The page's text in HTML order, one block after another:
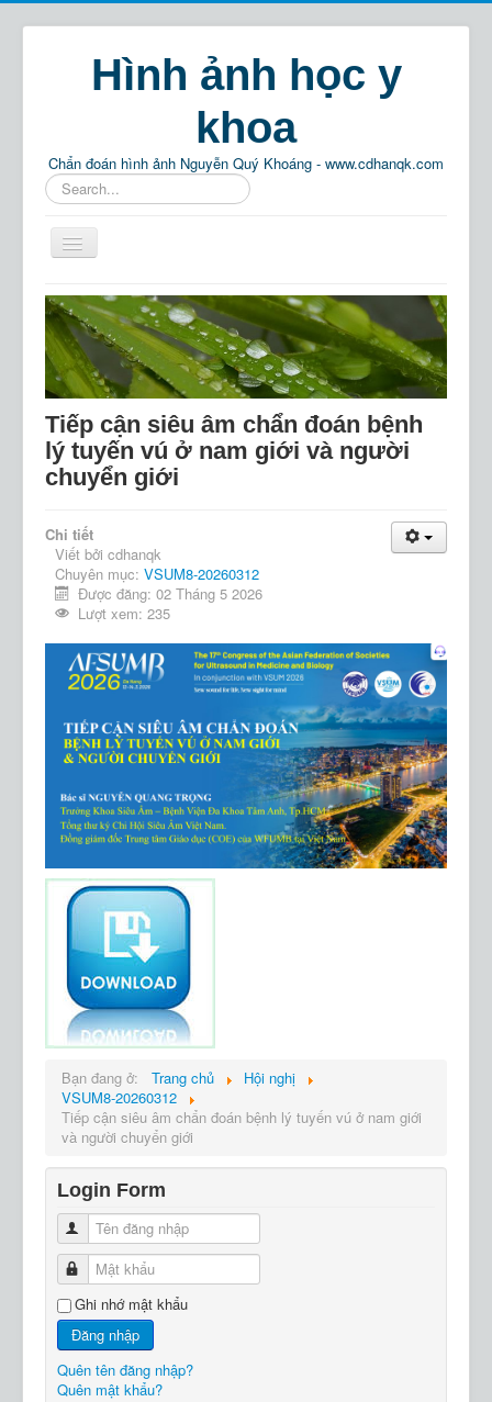
Hình ảnh học y
khoa
Chẩn đoán hình ảnh Nguyễn Quý Khoáng - www.cdhanqk.com
Tìm
kiếm...
Home
Chẩn đoán hình ảnh
Phật pháp
Thông tin
Giải trí
Tìm kiếm
Tiếp cận siêu âm chẩn đoán bệnh
lý tuyến vú ở nam giới và người
chuyển giới
Chi tiết
Viết bởi cdhanqk
Chuyên mục: VSUM8-20260312
Được đăng: 02 Tháng 5 2026
Lượt xem: 235
Bạn đang ở: Trang chủ
Hội nghị
VSUM8-20260312
Tiếp cận siêu âm chẩn đoán bệnh lý tuyến vú ở nam giới
và người chuyển giới
Login Form
Tên đăng nhập
Mật khẩu
Ghi nhớ mật khẩu
Đăng nhập
Quên tên đăng nhập?
Quên mật khẩu?